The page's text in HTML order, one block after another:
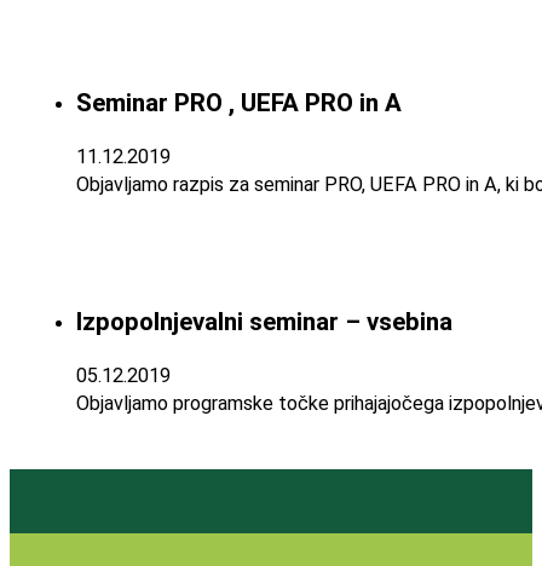
Seminar PRO , UEFA PRO in A
11.12.2019
Objavljamo razpis za seminar PRO, UEFA PRO in A,
Izpopolnjevalni seminar – vsebina
05.12.2019
Objavljamo programske točke prihajajočega